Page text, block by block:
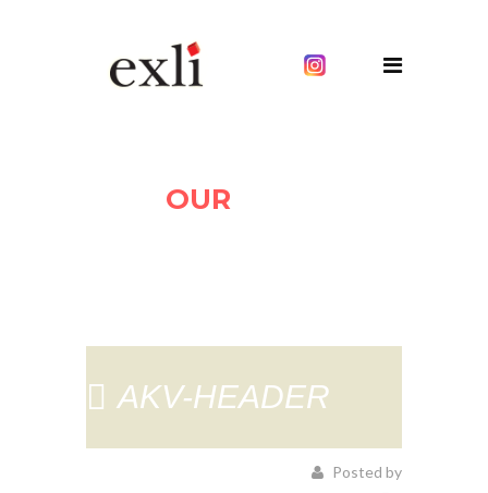
OUR
AKV-HEADER
Posted by